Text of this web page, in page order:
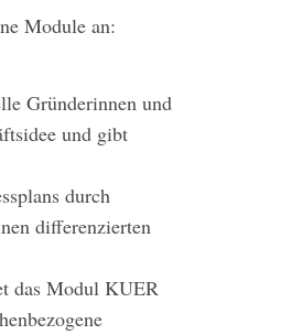
Module an:
Gründerinnen und
und gibt
durch
differenzierten
das Modul KUER